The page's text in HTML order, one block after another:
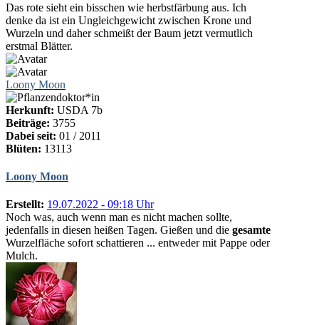
Das rote sieht ein bisschen wie herbstfärbung aus. Ich
denke da ist ein Ungleichgewicht zwischen Krone und
Wurzeln und daher schmeißt der Baum jetzt vermutlich
erstmal Blätter.
Loony Moon
Herkunft: USDA 7b
Beiträge: 3755
Dabei seit: 01 / 2011
Blüten: 13113
Loony Moon
Erstellt: 19.07.2022 - 09:18 Uhr
Noch was, auch wenn man es nicht machen sollte,
jedenfalls in diesen heißen Tagen. Gießen und die gesamte
Wurzelfläche sofort schattieren ... entweder mit Pappe oder
Mulch.